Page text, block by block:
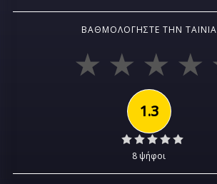
ΒΑΘΜΟΛΟΓΉΣΤΕ ΤΗΝ ΤΑΙΝΊΑ
1.3
8 ψήφοι